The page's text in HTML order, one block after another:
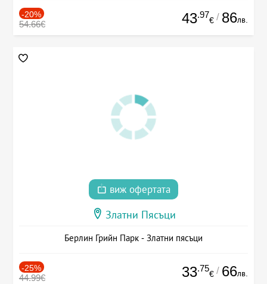
-20%
54.66€ 43.97
€ / 86лв.
виж офертата
Златни Пясъци
Берлин Грийн Парк - Златни пясъци
-25%
44.99€ 33.75
€ / 66лв.